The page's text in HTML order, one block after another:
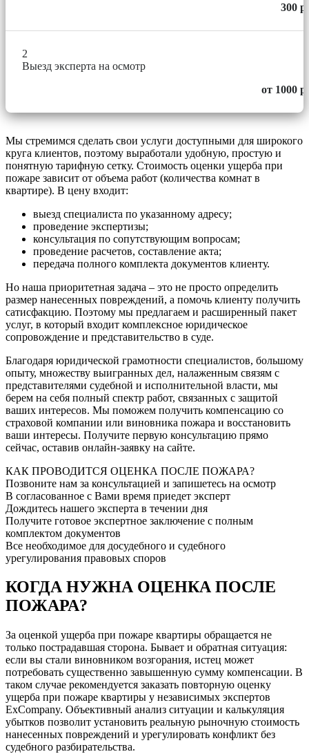
300
2
Выезд эксперта на осмотр
от 1000
Мы стремимся сделать свои услуги доступными для широкого
круга клиентов, поэтому выработали удобную, простую и
понятную тарифную сетку. Стоимость оценки ущерба при
пожаре зависит от объема работ (количества комнат в
квартире). В цену входит:
выезд специалиста по указанному адресу;
проведение экспертизы;
консультация по сопутствующим вопросам;
проведение расчетов, составление акта;
передача полного комплекта документов клиенту.
Но наша приоритетная задача – это не просто определить
размер нанесенных повреждений, а помочь клиенту получить
сатисфакцию. Поэтому мы предлагаем и расширенный пакет
услуг, в который входит комплексное юридическое
сопровождение и представительство в суде.
Благодаря юридической грамотности специалистов, большому
опыту, множеству выигранных дел, налаженным связям с
представителями судебной и исполнительной власти, мы
берем на себя полный спектр работ, связанных с защитой
ваших интересов. Мы поможем получить компенсацию со
страховой компании или виновника пожара и восстановить
ваши интересы. Получите первую консультацию прямо
сейчас, оставив онлайн-заявку на сайте.
КАК ПРОВОДИТСЯ ОЦЕНКА ПОСЛЕ ПОЖАРА?
Позвоните нам за консультацией и запишетесь на осмотр
В согласованное с Вами время приедет эксперт
Дождитесь нашего эксперта в течении дня
Получите готовое экспертное заключение с полным
комплектом документов
Все необходимое для досудебного и судебного
урегулирования правовых споров
КОГДА НУЖНА ОЦЕНКА ПОСЛЕ
ПОЖАРА?
За оценкой ущерба при пожаре квартиры обращается не
только пострадавшая сторона. Бывает и обратная ситуация:
если вы стали виновником возгорания, истец может
потребовать существенно завышенную сумму компенсации. В
таком случае рекомендуется заказать повторную оценку
ущерба при пожаре квартиры у независимых экспертов
ExCompany. Объективный анализ ситуации и калькуляция
убытков позволит установить реальную рыночную стоимость
нанесенных повреждений и урегулировать конфликт без
судебного разбирательства.